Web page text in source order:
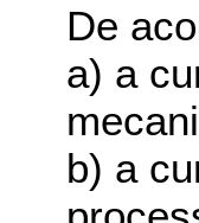
De
a) a
b) a